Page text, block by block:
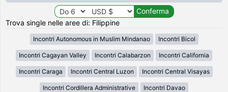
Trova single nelle aree di: Filippine
Incontri Autonomous in Muslim Mindanao Incontri Bicol
Incontri Cagayan Valley Incontri Calabarzon Incontri California
Incontri Caraga Incontri Central Luzon Incontri Central Visayas
Incontri Cordillera Administrative Incontri Davao